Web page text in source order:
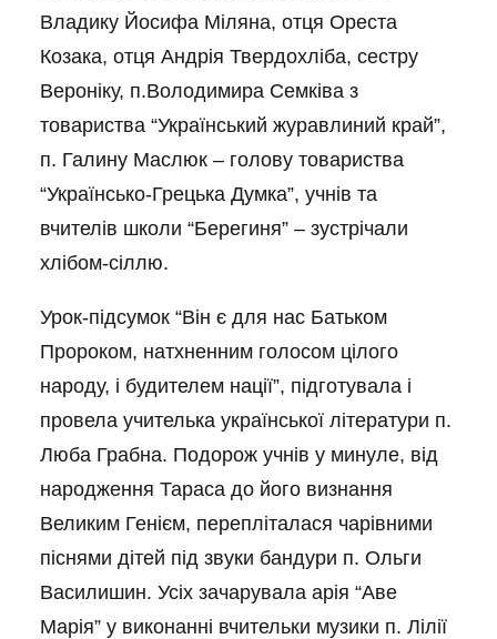
Владику Йосифа Міляна, отця Ореста
Козака, отця Андрія Твердохліба, сестру
Вероніку, п.Володимира Семківа з
товариства “Український журавлиний край”,
п. Галину Маслюк – голову товариства
“Українсько-Грецька Думка”, учнів та
вчителів школи “Берегиня” – зустрічали
хлібом-сіллю.
Урок-підсумок “Він є для нас Батьком
Пророком, натхненним голосом цілого
народу, і будителем нації”, підготувала і
провела учителька української літератури п.
Люба Грабна. Подорож учнів у минуле, від
народження Тараса до його визнання
Великим Генієм, перепліталася чарівними
піснями дітей під звуки бандури п. Ольги
Василишин. Усіх зачарувала арія “Аве
Марія” у виконанні вчительки музики п. Лілії